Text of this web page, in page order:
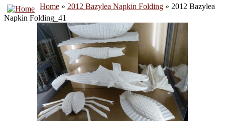
Home » 2012 Bazylea Napkin Folding » 2012 Bazylea
Napkin Folding_41